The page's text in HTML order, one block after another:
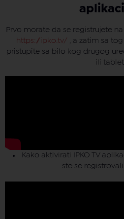
Prvo morate da se registrujete
https://ipko.tv/ , a zatim sa
pristupite sa bilo kog drugog
ili tablet.
Kako aktivirati IPKO TV
ste se